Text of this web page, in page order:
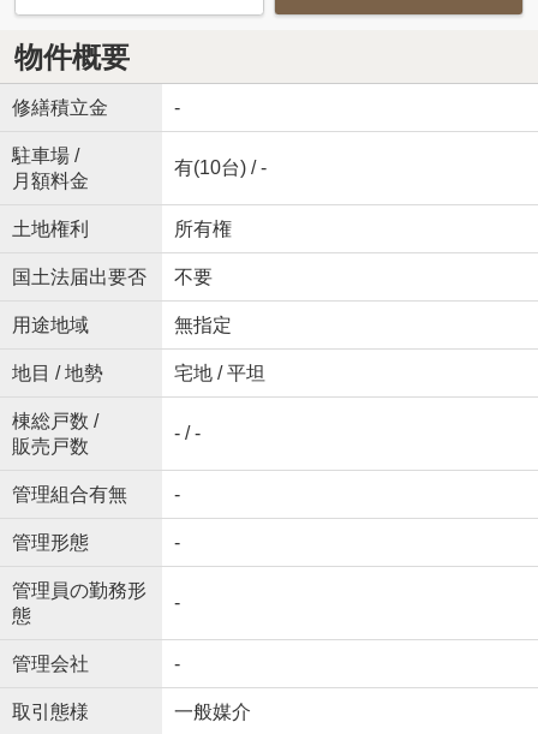
物件概要
修繕積立金 -
駐車場 /
月額料金
有(10台) / -
土地権利 所有権
国土法届出要否 不要
用途地域 無指定
地目 / 地勢 宅地 / 平坦
棟総戸数 /
販売戸数
- / -
管理組合有無 -
管理形態 -
管理員の勤務形
態
-
管理会社 -
取引態様 一般媒介